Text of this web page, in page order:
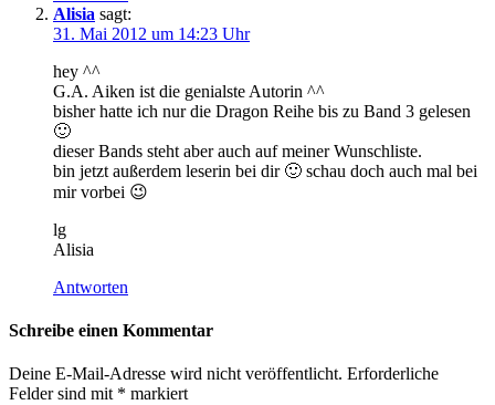
Alisia sagt:
31. Mai 2012 um 14:23 Uhr
hey ^^
G.A. Aiken ist die genialste Autorin ^^
bisher hatte ich nur die Dragon Reihe bis zu Band 3 gelesen
🙂
dieser Bands steht aber auch auf meiner Wunschliste.
bin jetzt außerdem leserin bei dir 🙂 schau doch auch mal bei
mir vorbei 😉
lg
Alisia
Antworten
Schreibe einen Kommentar
Deine E-Mail-Adresse wird nicht veröffentlicht. Erforderliche
Felder sind mit * markiert